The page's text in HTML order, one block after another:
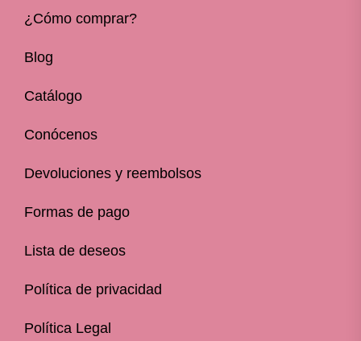
¿Cómo comprar?
Blog
Catálogo
Conócenos
Devoluciones y reembolsos
Formas de pago
Lista de deseos
Política de privacidad
Política Legal